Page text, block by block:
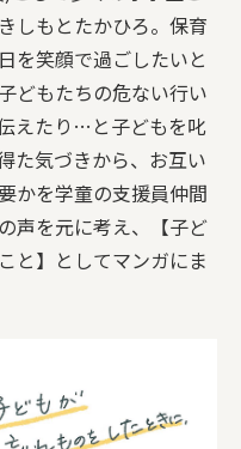
しもとたかひろ。保育
を笑顔で過ごしたいと
どもたちの危ない行い
えたり…と子どもを叱
た気づきから、お互い
かを学童の支援員仲間
声を元に考え、【子ど
と】としてマンガにま